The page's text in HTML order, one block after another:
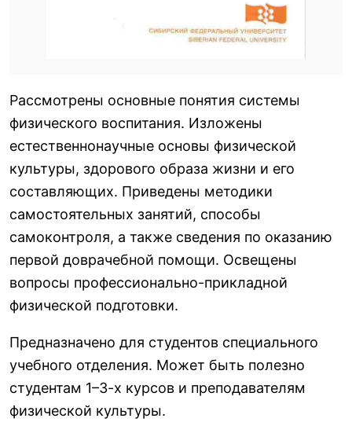
Рассмотрены основные понятия системы
физического воспитания. Изложены
естественнонаучные основы физической
культуры, здорового образа жизни и его
составляющих. Приведены методики
самостоятельных занятий, способы
самоконтроля, а также сведения по оказанию
первой доврачебной помощи. Освещены
вопросы профессионально-прикладной
физической подготовки.
Предназначено для студентов специального
учебного отделения. Может быть полезно
студентам 1–3-х курсов и преподавателям
физической культуры.